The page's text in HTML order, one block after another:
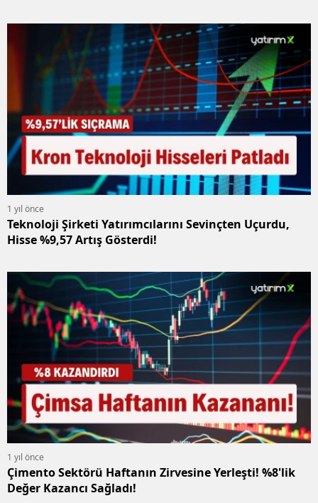
1 yıl önce
Teknoloji Şirketi Yatırımcılarını Sevinçten Uçurdu,
Hisse %9,57 Artış Gösterdi!
1 yıl önce
Çimento Sektörü Haftanın Zirvesine Yerleşti! %8'lik
Değer Kazancı Sağladı!